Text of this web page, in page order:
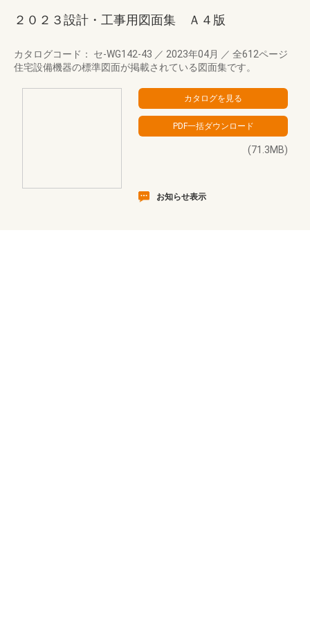
２０２３設計・工事用図面集 Ａ４版
カタログコード： セ-WG142-43 ／ 2023年04月 ／ 全612ページ
住宅設備機器の標準図面が掲載されている図面集です。
(71.3MB)
お知らせ表示